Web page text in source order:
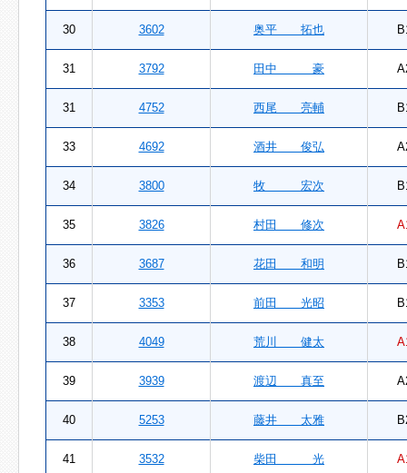
30 3602 奥平 拓也
31 3792 田中 豪
31 4752 西尾 亮輔
33 4692 酒井 俊弘
34 3800 牧 宏次
35 3826 村田 修次
36 3687 花田 和明
37 3353 前田 光昭
38 4049 荒川 健太
39 3939 渡辺 真至
40 5253 藤井 太雅
41 3532 柴田 光